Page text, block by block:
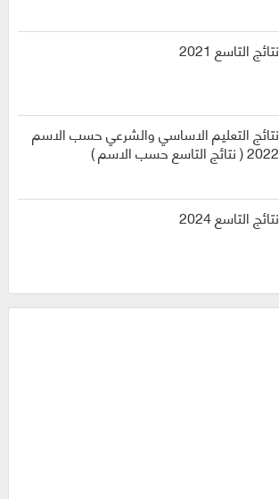
نتائج التاسع 2021
نتائج التعليم الاساسي والشرعي حسب الاسم
2022 ( نتائج التاسع حسب الاسم )
نتائج التاسع 2024